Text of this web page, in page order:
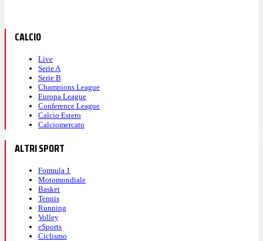
CALCIO
Live
Serie A
Serie B
Champions League
Europa League
Conference League
Calcio Estero
Calciomercato
ALTRI SPORT
Formula 1
Motomondiale
Basket
Tennis
Running
Volley
eSports
Ciclismo